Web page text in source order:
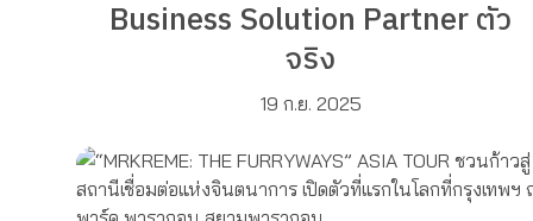
Business Solution Partner ตัว
จริง
19 ก.ย. 2025